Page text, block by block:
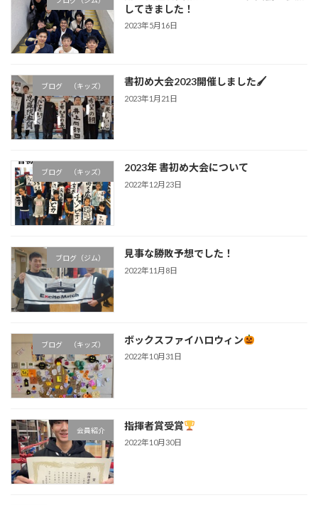
してきました！
2023年5月16日
ブログ （キッズ） 書初め大会2023開催しました🖌
2023年1月21日
ブログ （キッズ） 2023年 書初め大会について
2022年12月23日
ブログ（ジム） 見事な勝敗予想でした！
2022年11月8日
ブログ （キッズ） ボックスファイハロウィン
2022年10月31日
会員紹介 指揮者賞受賞
2022年10月30日